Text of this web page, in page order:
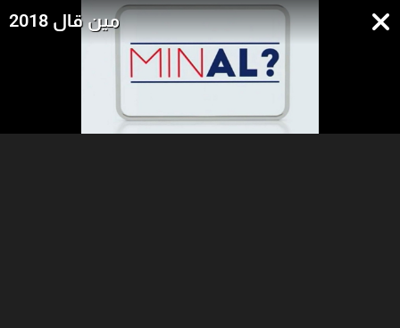
مين قال 2018